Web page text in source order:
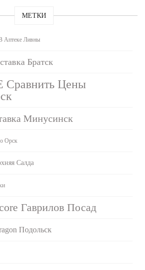
МЕТКИ
Аптеке Ливны
Братск
Сравнить Цены
Минусинск
Орск
Салда
Гаврилов Посад
Подольск